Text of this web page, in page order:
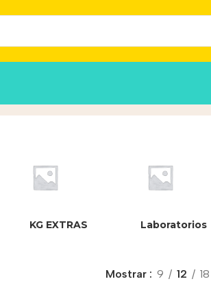
KG EXTRAS Laboratorios
Mostrar 9 12 18